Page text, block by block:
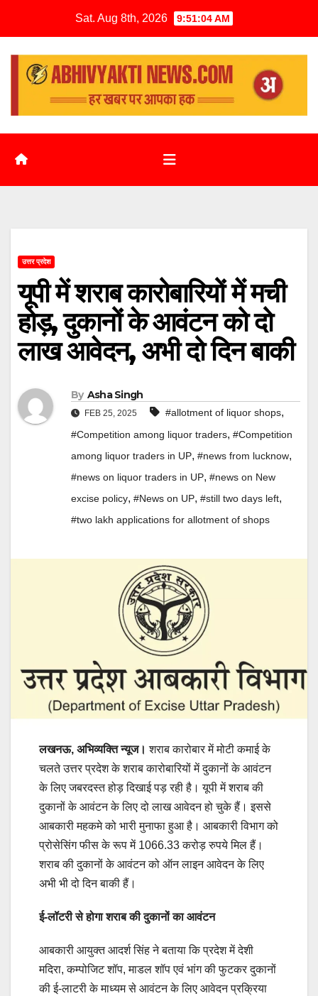
Sat. Aug 8th, 2026 9:51:05 AM
उत्तर प्रदेश
यूपी में शराब कारोबारियों में मची
होड़, दुकानों के आवंटन को दो
लाख आवेदन, अभी दो दिन बाकी
By Asha Singh
FEB 25, 2025 #allotment of liquor shops,
#Competition among liquor traders, #Competition
among liquor traders in UP, #news from lucknow,
#news on liquor traders in UP, #news on New
excise policy, #News on UP, #still two days left,
#two lakh applications for allotment of shops
लखनऊ, अभिव्यक्ति न्यूज। शराब कारोबार में मोटी कमाई के
चलते उत्तर प्रदेश के शराब कारोबारियों में दुकानों के आवंटन
के लिए जबरदस्त होड़ दिखाई पड़ रही है। यूपी में शराब की
दुकानों के आवंटन के लिए दो लाख आवेदन हो चुके हैं। इससे
आबकारी महकमे को भारी मुनाफा हुआ है। आबकारी विभाग को
प्रोसेसिंग फीस के रूप में 1066.33 करोड़ रुपये मिल हैं।
शराब की दुकानों के आवंटन को ऑन लाइन आवेदन के लिए
अभी भी दो दिन बाकी हैं।
ई-लॉटरी से होगा शराब की दुकानों का आवंटन
आबकारी आयुक्त आदर्श सिंह ने बताया कि प्रदेश में देशी
मदिरा, कम्पोजिट शॉप, माडल शॉप एवं भांग की फुटकर दुकानों
की ई-लाटरी के माध्यम से आवंटन के लिए आवेदन प्रक्रिया